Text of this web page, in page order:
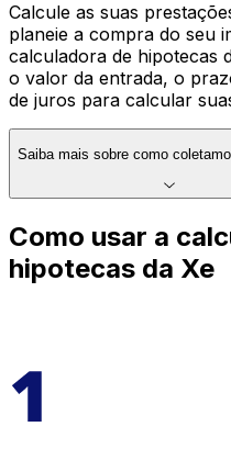
Calcule as suas
planeie a compra do seu
calculadora de hipotecas
o valor da entrada, o
de juros para calcular
Saiba mais sobre como
Como usar a
hipotecas da Xe